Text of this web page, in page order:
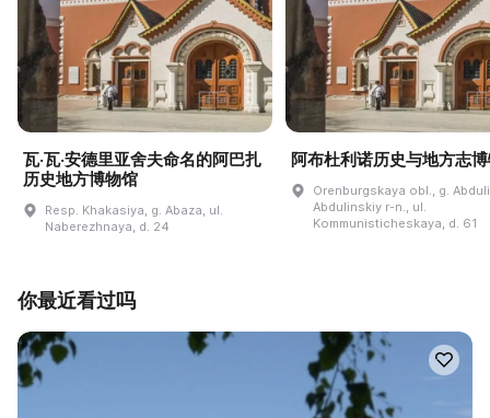
瓦·瓦·安德里亚舍夫命名的阿巴扎
历史地方博物馆
Resp. Khakasiya, g. Abaza, ul.
Naberezhnaya, d. 24
阿布杜利诺历史与地方志
Orenburgskaya obl., g.
Abdulinskiy r-n., ul.
Kommunisticheskaya, d. 61
你最近看过吗